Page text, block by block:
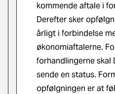
kommende aftale i
Derefter sker
årligt i forbindelse
økonomiaftalerne.
forhandlingerne skal
sende en status.
opfølgningen er at